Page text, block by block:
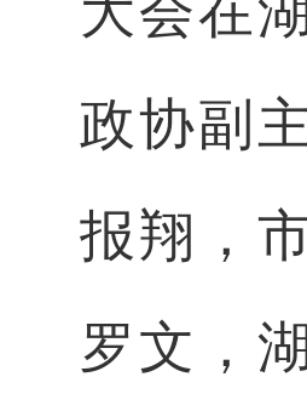
大会在
政协副
报翔，
罗文，